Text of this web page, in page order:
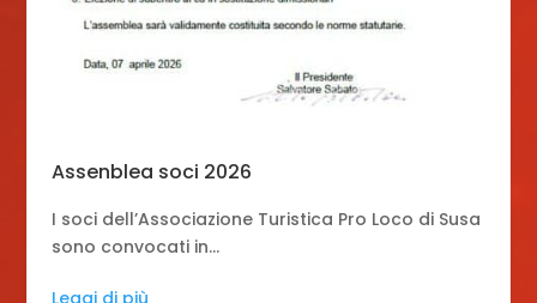
Assenblea soci 2026
I soci dell’Associazione Turistica Pro Loco di Susa
sono convocati in...